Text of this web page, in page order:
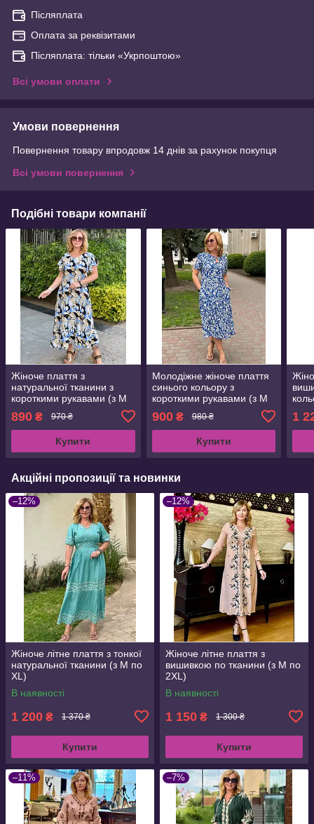
Післяплата
Оплата за реквізитами
Післяплата: тільки «Укрпоштою»
Всі умови оплати
Умови повернення
Повернення товару впродовж 14 днів за рахунок покупця
Всі умови повернення
Подібні товари компанії
Жіноче плаття з
натуральної тканини з
короткими рукавами (з M
890 ₴ 970 ₴
Купити
Молодіжне жіноче плаття
синього кольору з
короткими рукавами (з M
900₴ 980 ₴
Купити
1
Акційні пропозиції та новинки
–12%
Жіноче літне плаття з тонкої
натуральної тканини (з M по
XL)
В наявності
1 200 ₴ 1 370 ₴
Купити
–12%
Жіноче літне плаття з
вишивкою по тканини (з M по
2XL)
В наявності
1 150 ₴ 1 300 ₴
Купити
–11% –7%